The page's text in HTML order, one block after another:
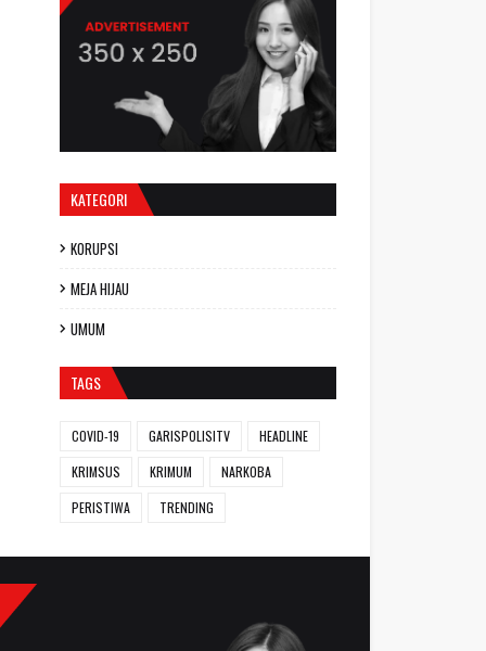
KATEGORI
KORUPSI
MEJA HIJAU
UMUM
TAGS
COVID-19 GARISPOLISITV
HEADLINE
KRIMSUS
KRIMUM
NARKOBA
PERISTIWA
TRENDING